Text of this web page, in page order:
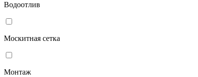
Водоотлив
Москитная сетка
Монтаж